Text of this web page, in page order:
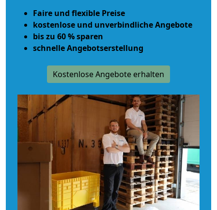
Faire und flexible Preise
kostenlose und unverbindliche Angebote
bis zu 60 % sparen
schnelle Angebotserstellung
Kostenlose Angebote erhalten